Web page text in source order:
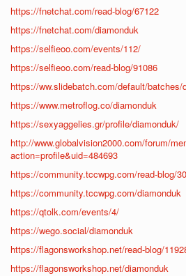
https://fnetchat.com/read-blog/67122
https://fnetchat.com/diamonduk
https://selfieoo.com/events/112/
https://selfieoo.com/read-blog/91086
https://ww.slidebatch.com/default/batches/
https://www.metroflog.co/diamonduk
https://sexyaggelies.gr/profile/diamonduk/
http://www.globalvision2000.com/forum/
action=profile&uid=484693
https://community.tccwpg.com/read-blog/
https://community.tccwpg.com/diamonduk
https://qtolk.com/events/4/
https://wego.social/diamonduk
https://flagonsworkshop.net/read-blog/
https://flagonsworkshop.net/diamonduk